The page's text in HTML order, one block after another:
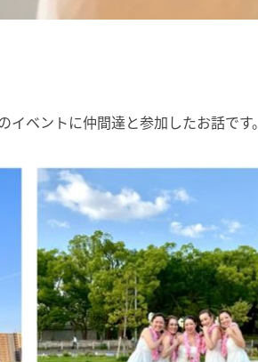
ベントに仲間達と参加したお話です。